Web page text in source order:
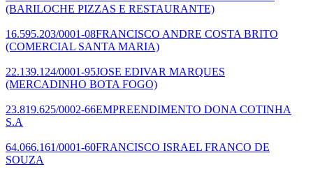
(BARILOCHE PIZZAS E RESTAURANTE)
16.595.203/0001-08FRANCISCO ANDRE COSTA BRITO
(COMERCIAL SANTA MARIA)
22.139.124/0001-95JOSE EDIVAR MARQUES
(MERCADINHO BOTA FOGO)
23.819.625/0002-66EMPREENDIMENTO DONA COTINHA
S.A
64.066.161/0001-60FRANCISCO ISRAEL FRANCO DE
SOUZA